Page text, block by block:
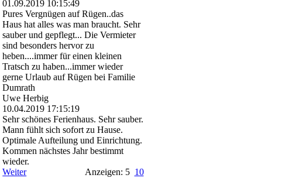
01.09.2019 10:15:49
Pures Vergnügen auf Rügen..das
Haus hat alles was man braucht. Sehr
sauber und gepflegt... Die Vermieter
sind besonders hervor zu
heben....immer für einen kleinen
Tratsch zu haben...immer wieder
gerne Urlaub auf Rügen bei Familie
Dumrath
Uwe Herbig
10.04.2019 17:15:19
Sehr schönes Ferienhaus. Sehr sauber.
Mann fühlt sich sofort zu Hause.
Optimale Aufteilung und Einrichtung.
Kommen nächstes Jahr bestimmt
wieder.
Weiter
Anzeigen: 5 10